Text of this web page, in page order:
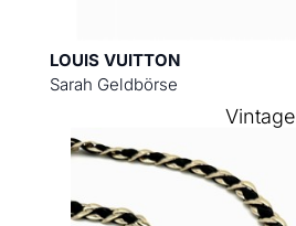
LOUIS VUITTON
Sarah Geldbörse
Vintage